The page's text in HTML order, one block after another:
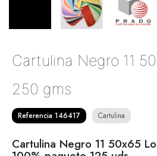
Cartulina Negro 11
250 gms
Referencia 146417 Cartulina
Cartulina Negro 11 50x65